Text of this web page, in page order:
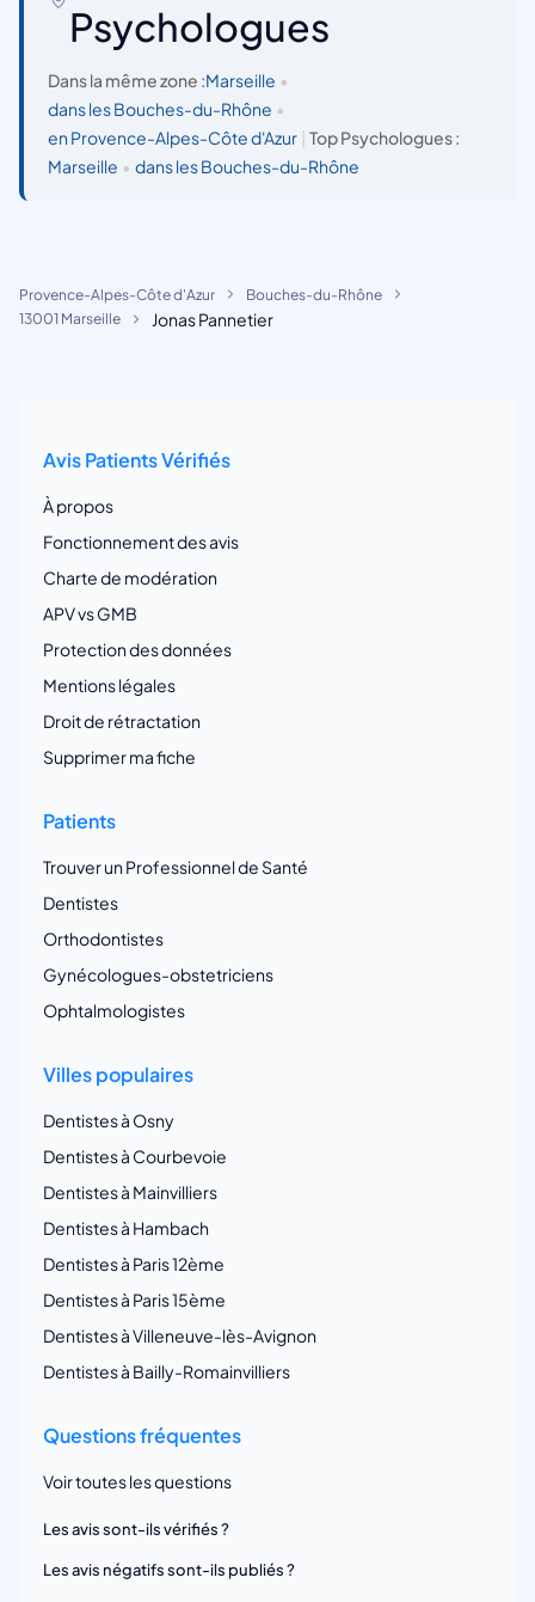
Psychologues
Dans la même zone :Marseille •
dans les Bouches-du-Rhône •
en Provence-Alpes-Côte d'Azur
Top Psychologues :
Marseille • dans les Bouches-du-Rhône
Provence-Alpes-Côte d'Azur
Bouches-du-Rhône
13001 Marseille
Jonas Pannetier
Avis Patients Vérifiés
À propos
Fonctionnement des avis
Charte de modération
APV vs GMB
Protection des données
Mentions légales
Droit de rétractation
Supprimer ma fiche
Patients
Trouver un Professionnel de Santé
Dentistes
Orthodontistes
Gynécologues-obstetriciens
Ophtalmologistes
Villes populaires
Dentistes à Osny
Dentistes à Courbevoie
Dentistes à Mainvilliers
Dentistes à Hambach
Dentistes à Paris 12ème
Dentistes à Paris 15ème
Dentistes à Villeneuve-lès-Avignon
Dentistes à Bailly-Romainvilliers
Questions fréquentes
Voir toutes les questions
Les avis sont-ils vérifiés ?
Les avis négatifs sont-ils publiés ?